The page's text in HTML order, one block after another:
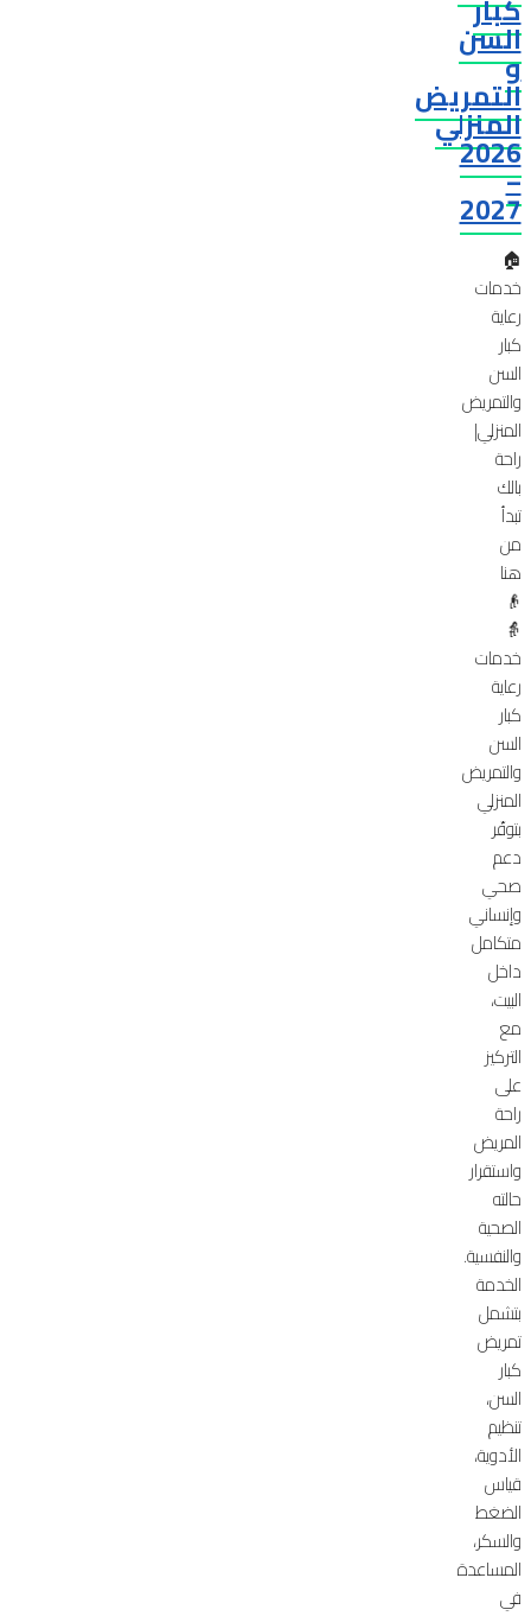
كبار
السن
و
التمريض
المنزلي
2026
–
2027
🏠
خدمات
رعاية
كبار
السن
والتمريض
المنزلي|
راحة
بالك
تبدأ
من
هنا
👴
👵
خدمات
رعاية
كبار
السن
والتمريض
المنزلي
بتوفّر
دعم
صحي
وإنساني
متكامل
داخل
البيت،
مع
التركيز
على
راحة
المريض
واستقرار
حالته
الصحية
والنفسية.
الخدمة
بتشمل
تمريض
كبار
السن،
تنظيم
الأدوية،
قياس
الضغط
والسكر،
المساعدة
في